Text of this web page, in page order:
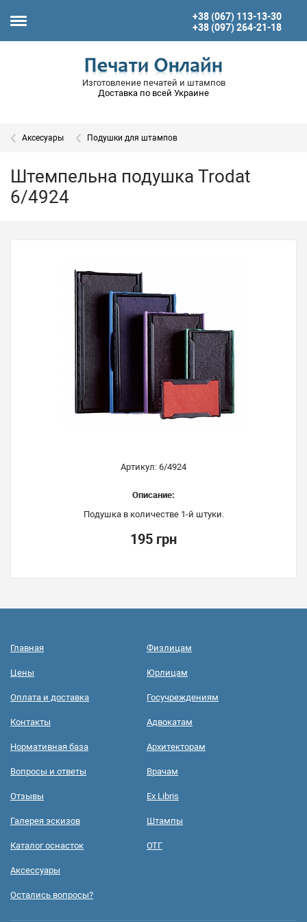
+38 (067) 113-13-30
+38 (097) 264-21-18
Изготовление печатей и штампов
Доставка по всей Украине
Аксесуары Подушки для штампов
Штемпельна подушка Trodat
6/4924
Артикул: 6/4924
Описание:
Подушка в количестве 1-й штуки.
195 грн
Главная
Цены
Оплата и доставка
Контакты
Нормативная база
Вопросы и ответы
Отзывы
Галерея эскизов
Каталог оснасток
Аксессуары
Остались вопросы?
Физлицам
Юрлицам
Госучреждениям
Адвокатам
Архитекторам
Врачам
Ex Libris
Штампы
ОТГ